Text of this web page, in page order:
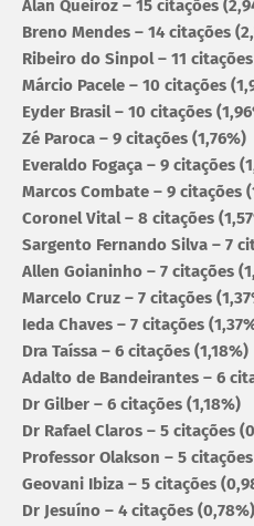
Alan Queiroz – 15 citações
Breno Mendes – 14 citações
Ribeiro do Sinpol – 11 citações
Márcio Pacele – 10 citações
Eyder Brasil – 10 citações
Zé Paroca – 9 citações (1,76%)
Everaldo Fogaça – 9 citações
Marcos Combate – 9 citações
Coronel Vital – 8 citações
Sargento Fernando Silva – 7
Allen Goianinho – 7 citações
Marcelo Cruz – 7 citações
Ieda Chaves – 7 citações
Dra Taíssa – 6 citações (1,18%)
Adalto de Bandeirantes – 6
Dr Gilber – 6 citações (1,18%)
Dr Rafael Claros – 5 citações
Professor Olakson – 5
Geovani Ibiza – 5 citações
Dr Jesuíno – 4 citações (0,78%)